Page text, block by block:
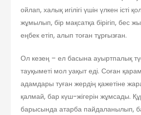
ойлап, халық игілігі үшін үлкен істі
жұмылып, бір мақсатқа бірігіп, бес
еңбек етіп, алып тоған тұрғызған.
Ол кезең – ел басына ауыртпалық
тауқыметі мол уақыт еді. Соған
адамдары туған жердің қажетіне
қалмай, бар күш-жігерін жұмсады.
барысында атарба пайдаланылып,